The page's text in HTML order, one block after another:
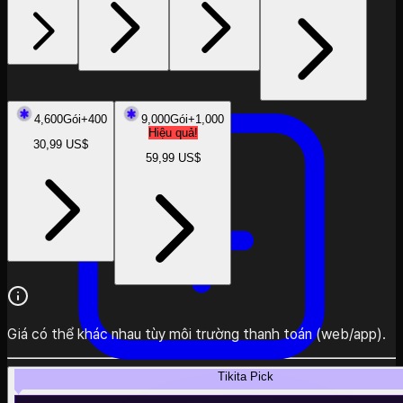
Khám phá
4,600Gói+400
30,99 US$
9,000Gói+1,000
Hiệu quả!
59,99 US$
Giá có thể khác nhau tùy môi trường thanh toán (web/app).
Tikita Pick